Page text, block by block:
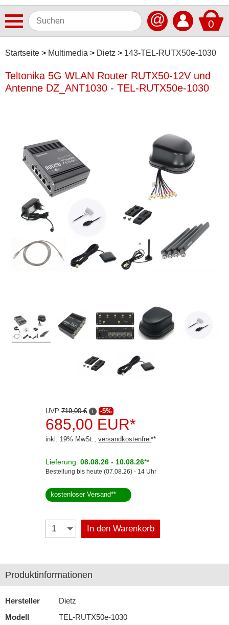
0
@
Startseite Multimedia Dietz 143-TEL-RUTX50e-1030
Dashcams
Lautsprecher
Multimedia
Antretter & Huber
Blaupunkt
Dynavin
ESX
Wave
Navigationssoftware
Navigationssysteme
Teltonika 5G WLAN Router RUTX50-12V und
Antenne DZ_ANT1030 - TEL-RUTX50e-1030
UVP 719,00 € i -5%
685,00 EUR*
inkl. 19% MwSt., versandkostenfrei**
Lieferung: 08.08.26 - 10.08.26**
Bestellung bis heute (07.08.26) - 14 Uhr
kostenloser Versand**
In den Warenkorb
Produktinformationen
Hersteller
Dietz
Modell
TEL-RUTX50e-1030